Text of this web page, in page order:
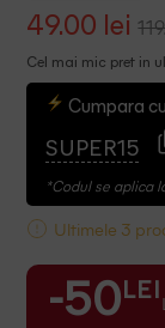
49.00 lei
Cel mai mic pret in
Cumpara
SUPER15
*Codul se aplica
Ultimele 3
-50 LEI